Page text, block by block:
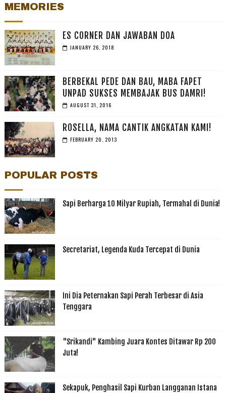
MEMORIES
ES CORNER DAN JAWABAN DOA
JANUARY 26, 2018
BERBEKAL PEDE DAN BAU, MABA FAPET
UNPAD SUKSES MEMBAJAK BUS DAMRI!
AUGUST 31, 2016
ROSELLA, NAMA CANTIK ANGKATAN KAMI!
FEBRUARY 20, 2013
POPULAR POSTS
Sapi Berharga 10 Milyar Rupiah, Termahal di Dunia!
Secretariat, Legenda Kuda Tercepat di Dunia
Ini Dia Peternakan Sapi Perah Terbesar di Asia
Tenggara
"Srikandi" Kambing Juara Kontes Ditawar Rp 200
Juta!
Sekapuk, Penghasil Sapi Kurban Langganan Istana